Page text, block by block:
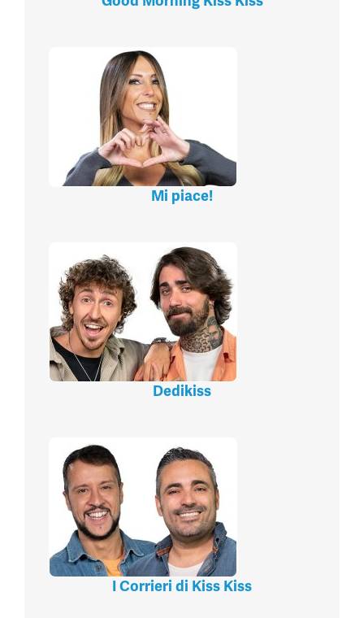
Mi piace!
Dedikiss
I Corrieri di Kiss Kiss